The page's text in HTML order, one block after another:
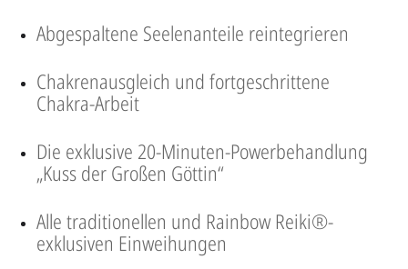
Abgespaltene Seelenanteile reintegrieren
Chakrenausgleich und fortgeschrittene
Chakra-Arbeit
Die exklusive 20-Minuten-Powerbehandlung
„Kuss der Großen Göttin“
Alle traditionellen und Rainbow Reiki®-
exklusiven Einweihungen